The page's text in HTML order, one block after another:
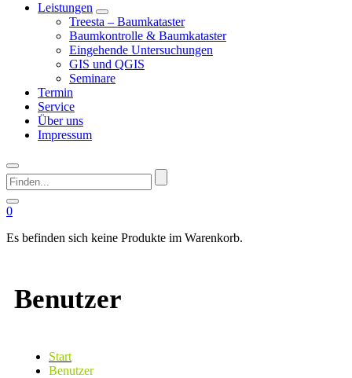
Leistungen
Treesta – Baumkataster
Baumkontrolle & Baumkataster
Eingehende Untersuchungen
GIS und QGIS
Seminare
Termin
Service
Über uns
Impressum
Finden...
0
Es befinden sich keine Produkte im Warenkorb.
Benutzer
Start
Benutzer